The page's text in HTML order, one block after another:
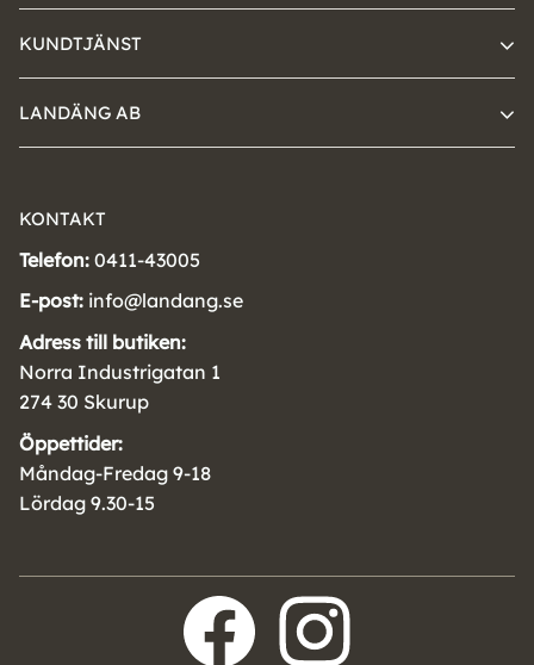
KUNDTJÄNST
LANDÄNG AB
KONTAKT
Telefon: 0411-43005
E-post: info@landang.se
Adress till butiken:
Norra Industrigatan 1
274 30 Skurup
Öppettider:
Måndag-Fredag 9-18
Lördag 9.30-15